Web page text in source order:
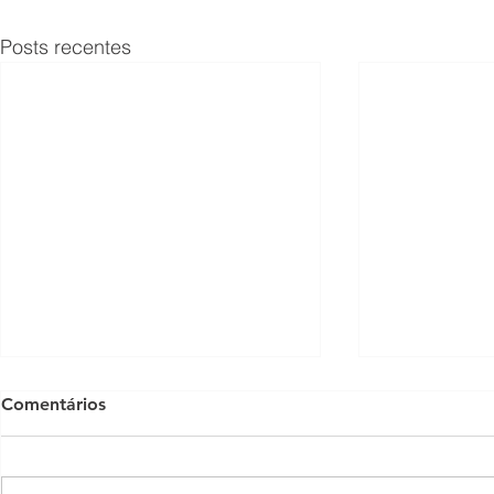
Posts recentes
Comentários